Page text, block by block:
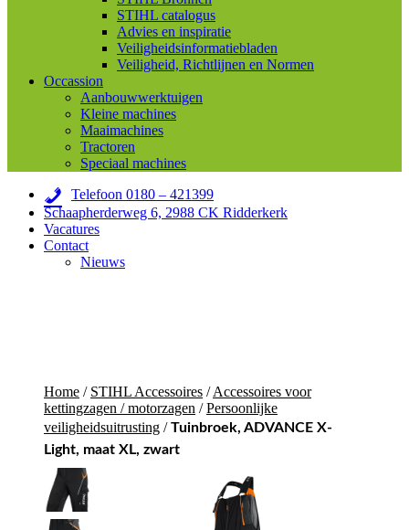
STIHL catalogus
Advies en inspiratie
Veiligheidsinformatiebladen
Veiligheid, Richtlijnen en Normen
Occassion
Aanbouwwerktuigen
Kleine machines
Maaimachines
Tractoren
Speciaal machines
Telefoon 0180 – 421399
Schaapherderweg 6, 2988 CK Ridderkerk
Vacatures
Contact
Nieuws
Home / STIHL Accessoires /Accessoires voor
kettingzagen / motorzagen /Persoonlijke
veiligheidsuitrusting /Tuinbroek, ADVANCE X-
Light, maat XL, zwart